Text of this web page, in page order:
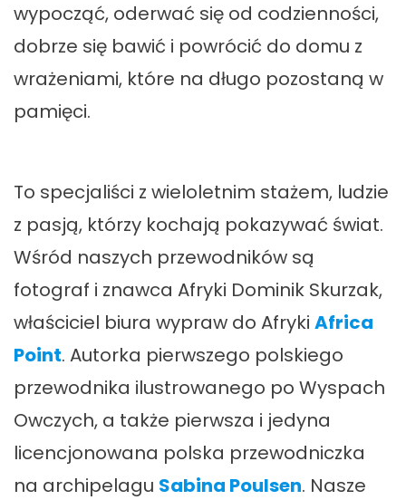
wypocząć, oderwać się od codzienności,
dobrze się bawić i powrócić do domu z
wrażeniami, które na długo pozostaną w
pamięci.
To specjaliści z wieloletnim stażem, ludzie
z pasją, którzy kochają pokazywać świat.
Wśród naszych przewodników są
fotograf i znawca Afryki Dominik Skurzak,
właściciel biura wypraw do Afryki Africa
Point. Autorka pierwszego polskiego
przewodnika ilustrowanego po Wyspach
Owczych, a także pierwsza i jedyna
licencjonowana polska przewodniczka
na archipelagu Sabina Poulsen. Nasze